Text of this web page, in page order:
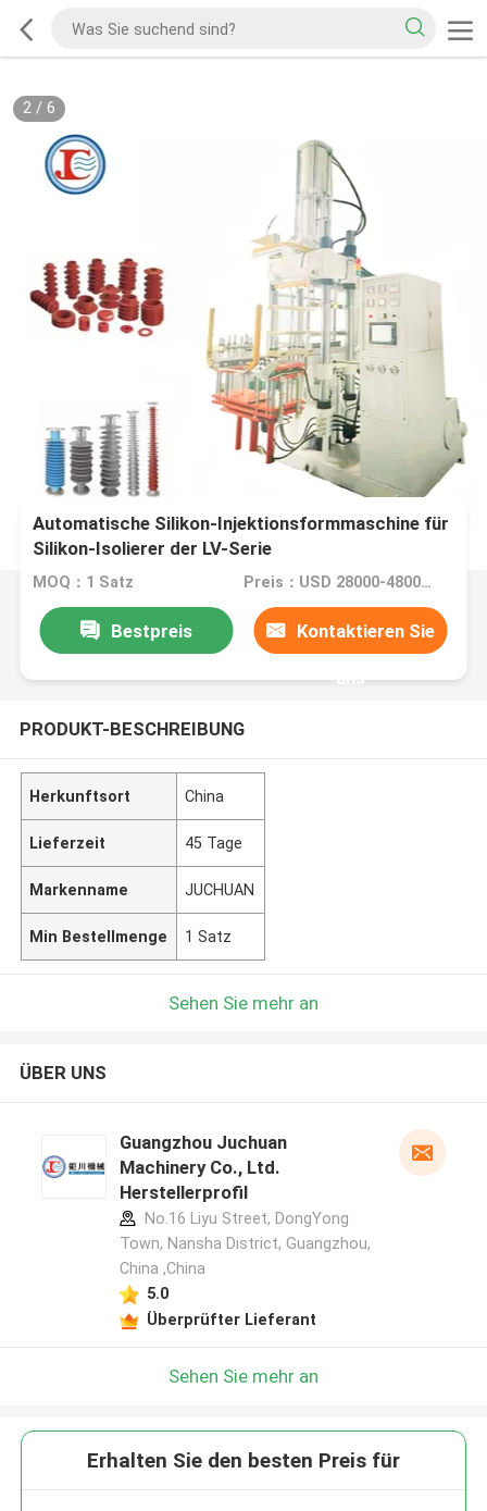
2/ 6
Automatische Silikon-Injektionsformmaschine für
Silikon-Isolierer der LV-Serie
MOQ：1 Satz Preis：USD 28000-48000/ set
Bestpreis Kontaktieren Sie
uns
PRODUKT-BESCHREIBUNG
Herkunftsort China
Lieferzeit 45 Tage
Markenname JUCHUAN
Min Bestellmenge 1 Satz
Sehen Sie mehr an
ÜBER UNS
Guangzhou Juchuan
Machinery Co., Ltd.
Herstellerprofil
No.16 Liyu Street, DongYong
Town, Nansha District, Guangzhou,
China ,China
5.0
Überprüfter Lieferant
Sehen Sie mehr an
Erhalten Sie den besten Preis für